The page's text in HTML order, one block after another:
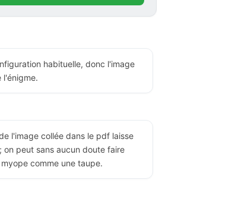
habituelle, donc l'image
l'énigme.
l'image collée dans le pdf laisse
peut sans aucun doute faire
comme une taupe.